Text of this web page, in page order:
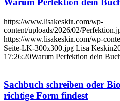
Warum Perfektion dein
https://www.lisakeskin.com/wp-
content/uploads/2026/02/
https://www.lisakeskin.com/wp-
Seite-LK-300x300.jpg Lisa Keskin
17:26:20Warum Perfektion dein
Sachbuch schreiben oder
richtige Form findest